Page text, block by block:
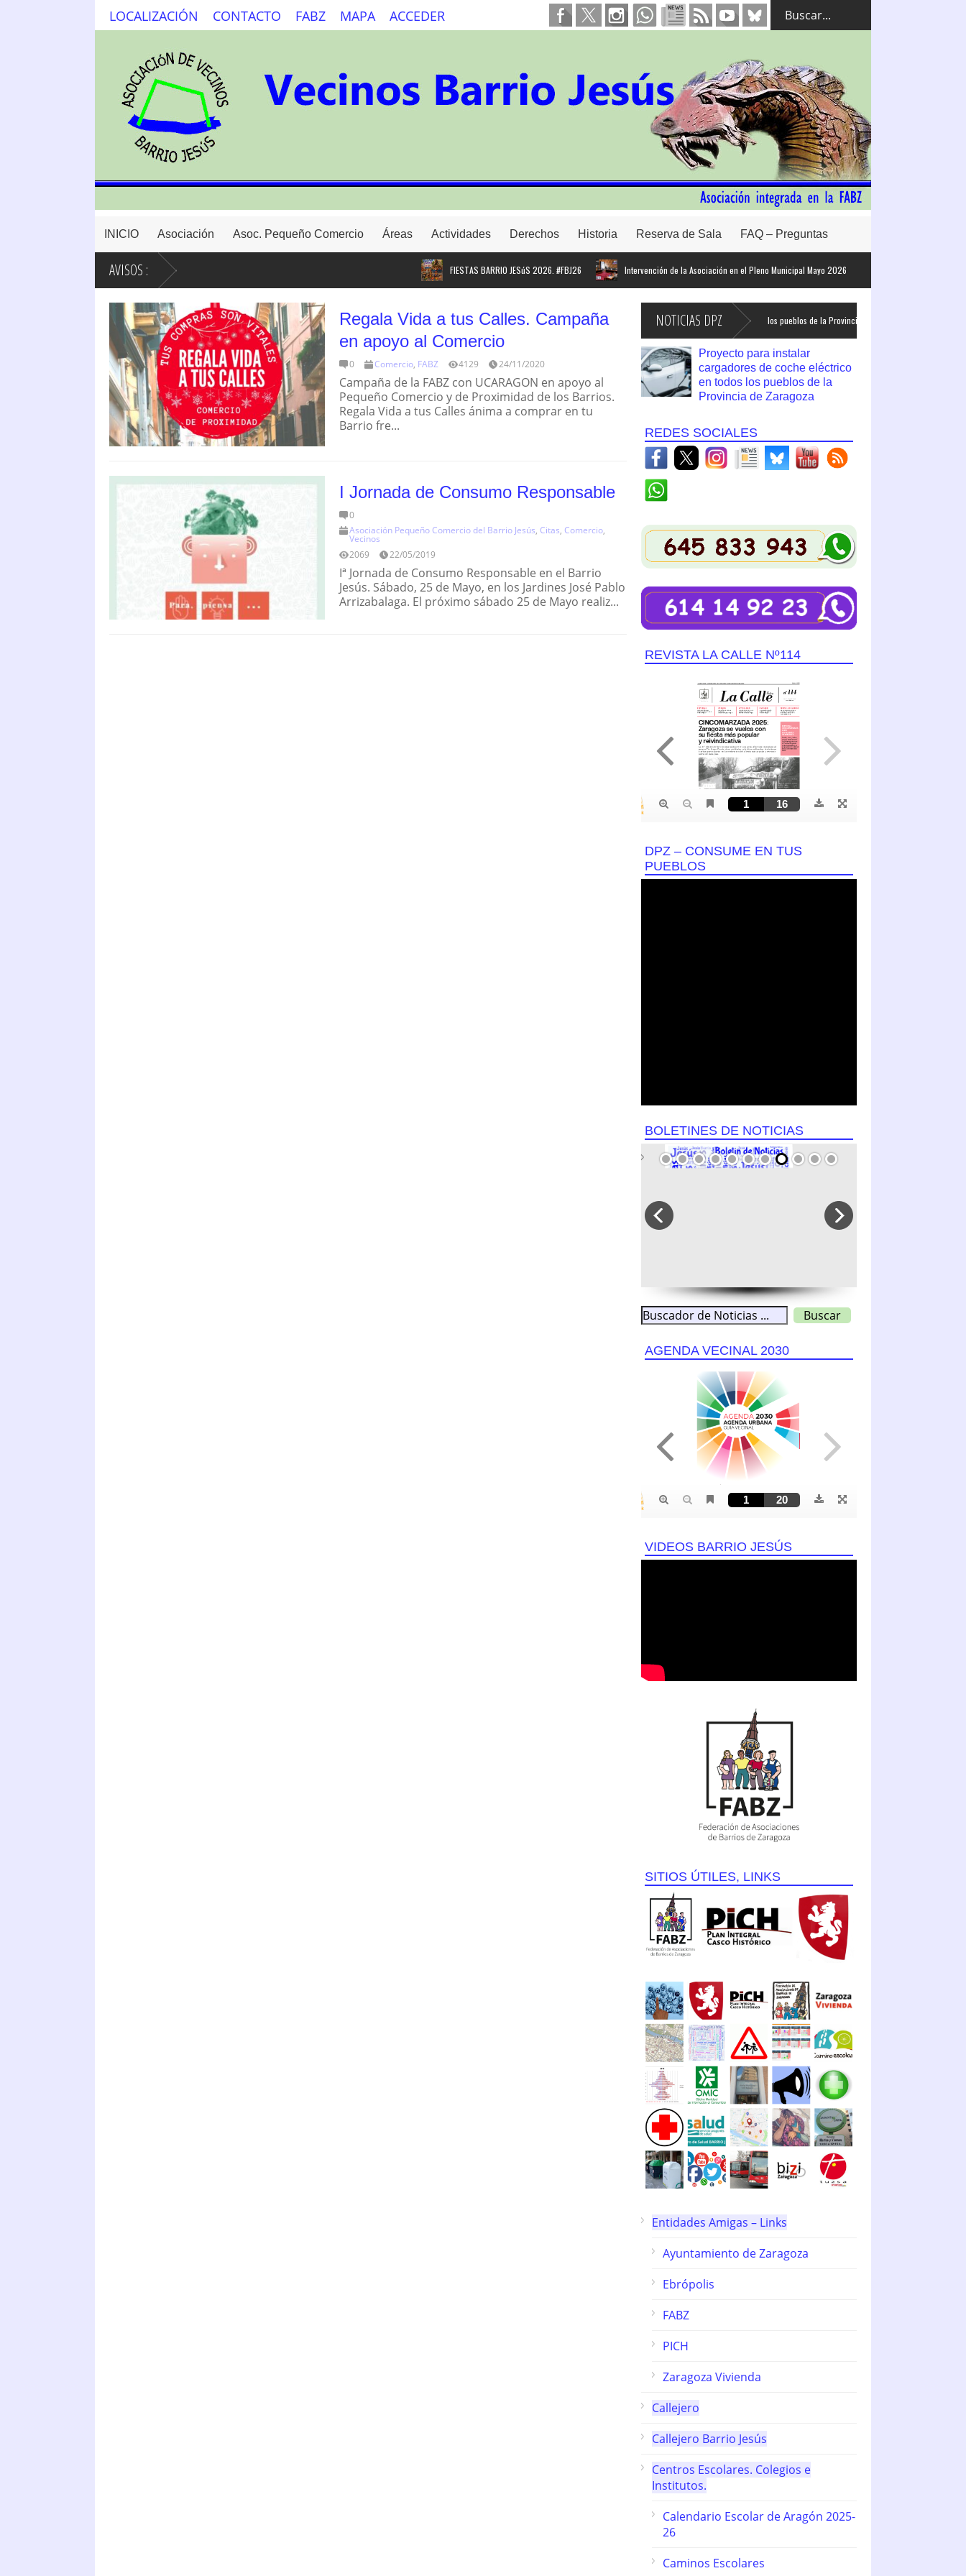
LOCALIZACIÓN CONTACTO FABZ MAPA ACCEDER
INICIO Asociación Asoc. Pequeño Comercio Áreas Actividades Derechos Historia Reserva de Sala FAQ – Preguntas
AVISOS : FIESTAS BARRIO JESúS 2026. #FBJ26 Intervención de la Asociación en el Pleno Municipal Mayo 2026
Regala Vida a tus Calles. Campaña
en apoyo al Comercio
0 Comercio, FABZ 4129 24/11/2020
Campaña de la FABZ con UCARAGON en apoyo al
Pequeño Comercio y de Proximidad de los Barrios.
Regala Vida a tus Calles ánima a comprar en tu
Barrio fre...
I Jornada de Consumo Responsable
0
Asociación Pequeño Comercio del Barrio Jesús, Citas, Comercio,
Vecinos
2069
22/05/2019
Iª Jornada de Consumo Responsable en el Barrio
Jesús. Sábado, 25 de Mayo, en los Jardines José Pablo
Arrizabalaga. El próximo sábado 25 de Mayo realiz...
NOTICIAS DPZ
Proyecto para instalar cargadores de coche eléctrico en todos los pueblos de la Provincia de Zaragoza
Proyecto para instalar
cargadores de coche eléctrico
en todos los pueblos de la
Provincia de Zaragoza
REDES SOCIALES
REVISTA LA CALLE Nº114
DPZ – CONSUME EN TUS
PUEBLOS
BOLETINES DE NOTICIAS
AGENDA VECINAL 2030
VIDEOS BARRIO JESÚS
SITIOS ÚTILES, LINKS
Entidades Amigas – Links
Ayuntamiento de Zaragoza
Ebrópolis
FABZ
PICH
Zaragoza Vivienda
Callejero
Callejero Barrio Jesús
Centros Escolares. Colegios e
Institutos.
Calendario Escolar de Aragón 2025-
26
Caminos Escolares